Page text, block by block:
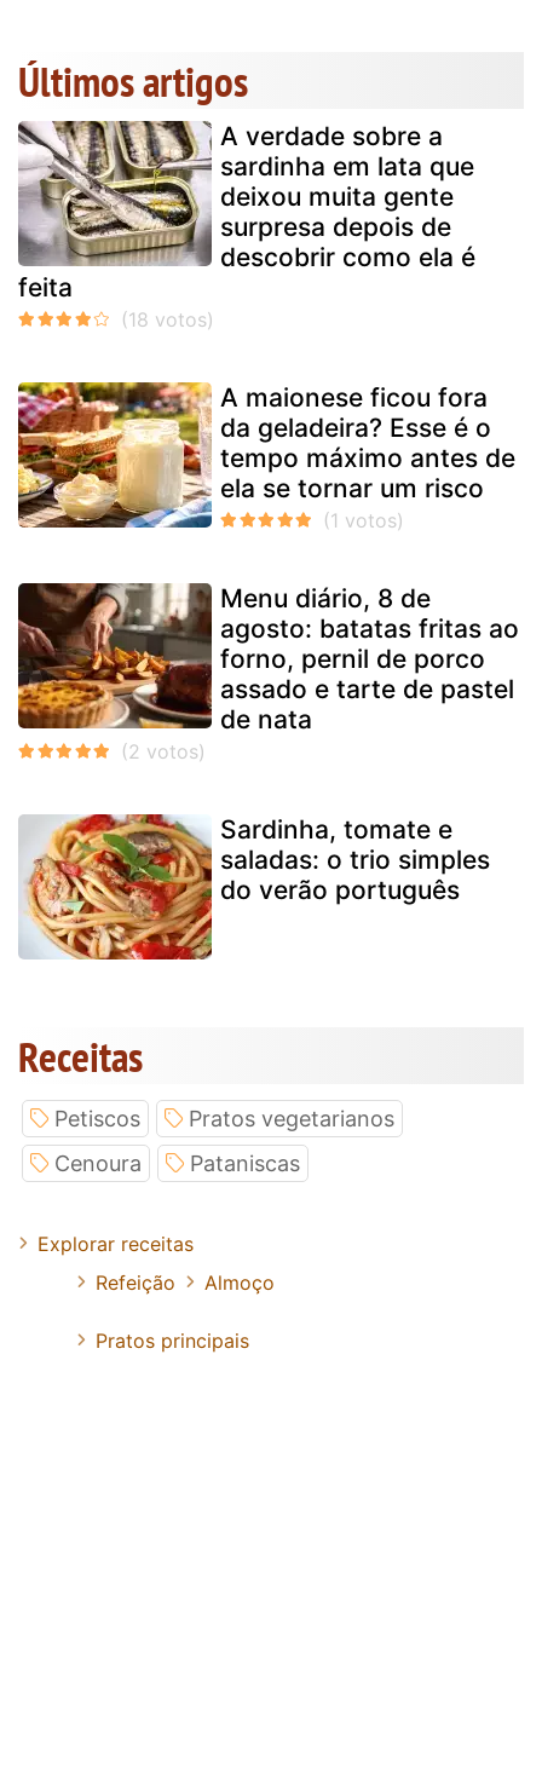
Últimos artigos
A verdade sobre a
sardinha em lata que
deixou muita gente
surpresa depois de
descobrir como ela é
feita
A maionese ficou fora
da geladeira? Esse é o
tempo máximo antes de
ela se tornar um risco
Menu diário, 8 de
agosto: batatas fritas ao
forno, pernil de porco
assado e tarte de pastel
de nata
Sardinha, tomate e
saladas: o trio simples
do verão português
Receitas
Petiscos
Pratos vegetarianos
Cenoura
Pataniscas
Explorar receitas
Refeição
Almoço
Pratos principais